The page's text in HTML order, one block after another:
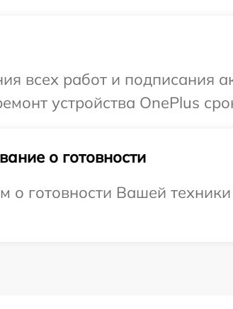
всех работ и подписания
устройства OnePlus
о готовности
готовности Вашей